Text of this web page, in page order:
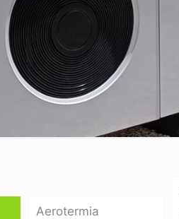
Aerotermia